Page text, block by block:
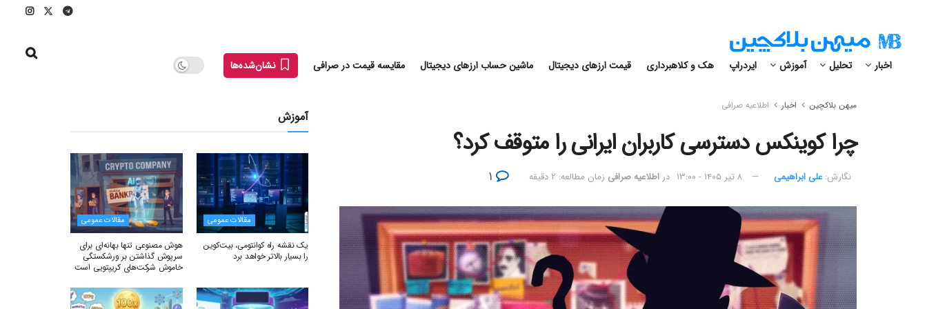
اخبار تحلیل آموزش ایردراپ هک و کلاهبرداری قیمت ارزهای دیجیتال ماشین حساب ارزهای دیجیتال مقایسه قیمت در صرافی نشان‌شده‌ها
میهن بلاکچین اخبار اطلاعیه صرافی
چرا کوینکس دسترسی کاربران ایرانی را متوقف کرد؟
نگارش:‌ علی ابراهیمی ۸ تیر ۱۴۰۵ - ۱۳:۰۰ در اطلاعیه صرافی زمان مطالعه: ۲ دقیقه
آموزش
مقالات عمومی
یک نقشه راه کوانتومی، بیت‌کوین
را بسیار بالاتر خواهد برد
مقالات عمومی
هوش مصنوعی تنها بهانه‌ای برای
سرپوش گذاشتن بر ورشکستگی
خاموش شرکت‌های کریپتویی است